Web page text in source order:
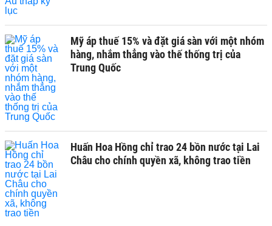
Mỹ áp thuế 15% và đặt giá sàn với một nhóm
hàng, nhắm thẳng vào thế thống trị của
Trung Quốc
Huấn Hoa Hồng chỉ trao 24 bồn nước tại Lai
Châu cho chính quyền xã, không trao tiền